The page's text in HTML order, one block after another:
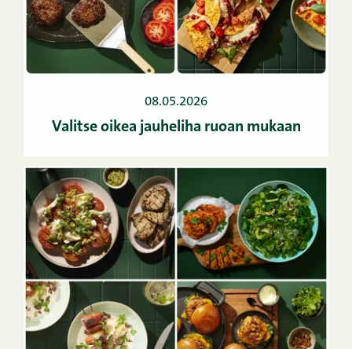
08.05.2026
Valitse oikea jauheliha ruoan mukaan